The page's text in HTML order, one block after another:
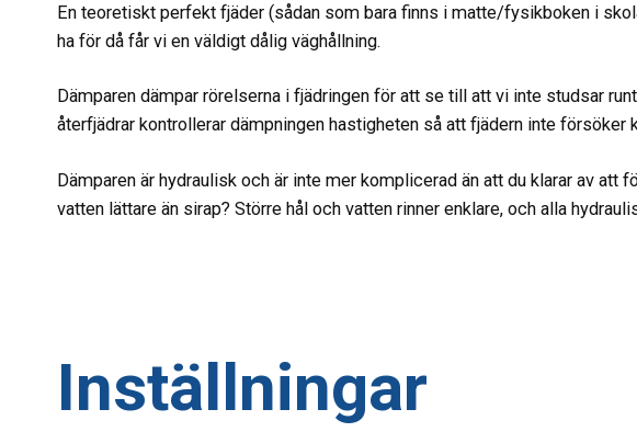
En teoretiskt perfekt fjäder (sådan som bara finns i matte/fysikboken i
ha för då får vi en väldigt dålig väghållning.
Dämparen dämpar rörelserna i fjädringen för att se till att vi inte studsar
återfjädrar kontrollerar dämpningen hastigheten så att fjädern inte försöker
Dämparen är hydraulisk och är inte mer komplicerad än att du klarar av
vatten lättare än sirap? Större hål och vatten rinner enklare, och alla
Inställningar